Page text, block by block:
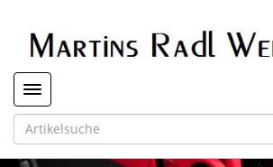
Toggle navigation